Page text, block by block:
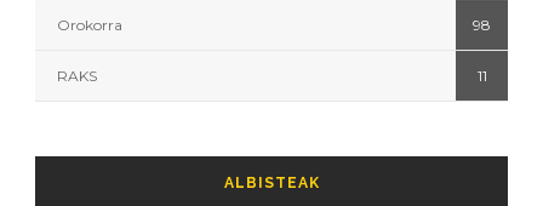
Orokorra 98
RAKS 11
ALBISTEAK